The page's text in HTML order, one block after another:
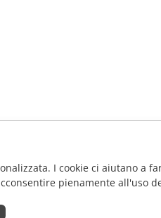
I cookie ci aiutano a
pienamente all'uso